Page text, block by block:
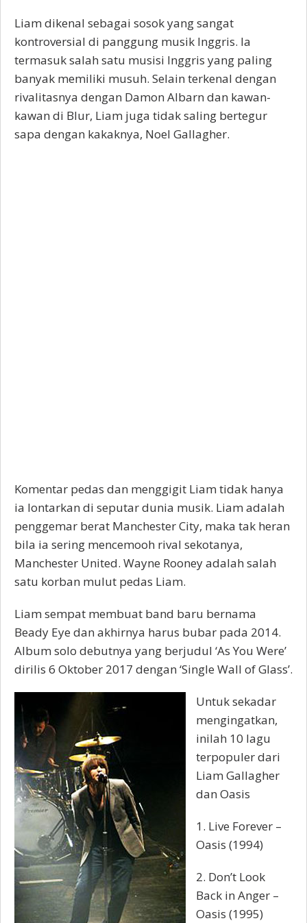
Liam dikenal sebagai sosok yang sangat
kontroversial di panggung musik Inggris. Ia
termasuk salah satu musisi Inggris yang paling
banyak memiliki musuh. Selain terkenal dengan
rivalitasnya dengan Damon Albarn dan kawan-
kawan di Blur, Liam juga tidak saling bertegur
sapa dengan kakaknya, Noel Gallagher.
Komentar pedas dan menggigit Liam tidak hanya
ia lontarkan di seputar dunia musik. Liam adalah
penggemar berat Manchester City, maka tak heran
bila ia sering mencemooh rival sekotanya,
Manchester United. Wayne Rooney adalah salah
satu korban mulut pedas Liam.
Liam sempat membuat band baru bernama
Beady Eye dan akhirnya harus bubar pada 2014.
Album solo debutnya yang berjudul ‘As You Were’
dirilis 6 Oktober 2017 dengan ‘Single Wall of Glass’.
Untuk sekadar
mengingatkan,
inilah 10 lagu
terpopuler dari
Liam Gallagher
dan Oasis
1. Live Forever –
Oasis (1994)
2. Don’t Look
Back in Anger –
Oasis (1995)